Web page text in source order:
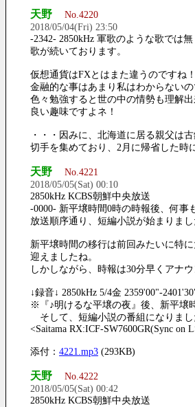
天野
No.4220
2018/05/04(Fri) 23:50
-2342- 2850kHz 軍歌のような歌では
歌が続いております。
仮想通貨はFXとはまた違うのですね！
金融的な事はあまり私はわからないの
色々勉強すると世の中の情勢も理解出
良い趣味ですよネ！
・・・因みに、北海道に居る親父は古
切手を集めており、2月に帰省した時
天野
No.4221
2018/05/05(Sat) 00:10
2850kHz KCBS朝鮮中央放送
-0000- 新平壌時間0時の時報後、何事
放送順序通り、短編小説が始まりまし
新平壌時間の移行は前回みたいに特
迎えましたね。
しかしながら、時報は30分早くアナ
↓録音↓ 2850kHz 5/4金 2359'00"-
※『♪明けるな平壌の夜』後、新平壌
そして、短編小説の番組になりまし
<Saitama RX:ICF-SW7600GR(Sync on
添付： 4221.mp3 (293KB)
天野
No.4222
2018/05/05(Sat) 00:42
2850kHz KCBS朝鮮中央放送